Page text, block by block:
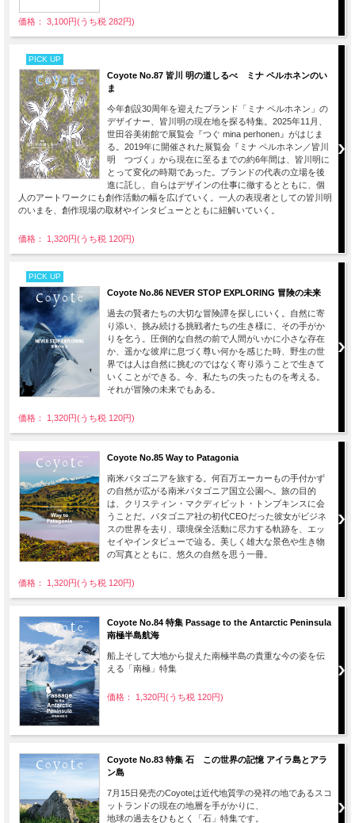
価格： 3,100円(うち税 282円)
PICK UP
Coyote No.87 皆川 明の道しるべ ミナ ペルホネンのい
ま
今年創設30周年を迎えたブランド「ミナ ペルホネン」の
デザイナー、皆川明の現在地を探る特集。2025年11月、
世田谷美術館で展覧会『つぐ mina perhonen』がはじま
る。2019年に開催された展覧会『ミナ ペルホネン／皆川
明 つづく』から現在に至るまでの約6年間は、皆川明に
とって変化の時期であった。ブランドの代表の立場を後
進に託し、自らはデザインの仕事に徹するとともに、個
人のアートワークにも創作活動の幅を広げていく。一人の表現者としての皆川明
のいまを、創作現場の取材やインタビューとともに紐解いていく。
価格： 1,320円(うち税 120円)
PICK UP
Coyote No.86 NEVER STOP EXPLORING 冒険の未来
過去の賢者たちの大切な冒険譚を探しにいく。自然に寄
り添い、挑み続ける挑戦者たちの生き様に、その手がか
りを乞う。圧倒的な自然の前で人間がいかに小さな存在
か、遥かな彼岸に息づく尊い何かを感じた時、野生の世
界では人は自然に挑むのではなく寄り添うことで生きて
いくことができる。今、私たちの失ったものを考える。
それが冒険の未来でもある。
価格： 1,320円(うち税 120円)
Coyote No.85 Way to Patagonia
南米パタゴニアを旅する。何百万エーカーもの手付かず
の自然が広がる南米パタゴニア国立公園へ。旅の目的
は、クリスティン・マクディビット・トンプキンスに会
うことだ。パタゴニア社の初代CEOだった彼女がビジネ
スの世界を去り、環境保全活動に尽力する軌跡を、エッ
セイやインタビューで辿る。美しく雄大な景色や生き物
の写真とともに、悠久の自然を思う一冊。
価格： 1,320円(うち税 120円)
Coyote No.84 特集 Passage to the Antarctic Peninsula
南極半島航海
船上そして大地から捉えた南極半島の貴重な今の姿を伝
える「南極」特集
価格： 1,320円(うち税 120円)
Coyote No.83 特集 石 この世界の記憶 アイラ島とアラ
ン島
7月15日発売のCoyoteは近代地質学の発祥の地であるスコ
ットランドの現在の地層を手がかりに、
地球の過去をひもとく「石」特集です。